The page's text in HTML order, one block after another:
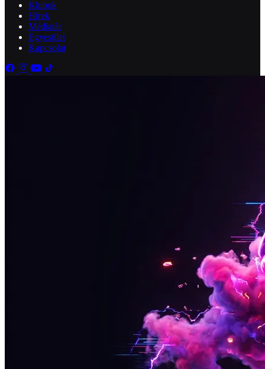
Klubok
Hírek
Médiatár
Egyesület
Kapcsolat